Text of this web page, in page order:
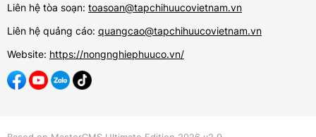
Liên hệ tòa soạn: toasoan@tapchihuucovietnam.vn
Liên hệ quảng cáo: quangcao@tapchihuucovietnam.vn
Website: https://nongnghiephuuco.vn/